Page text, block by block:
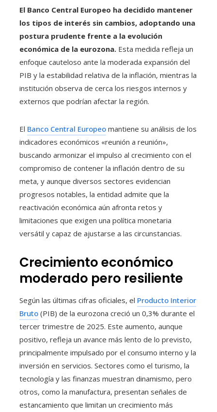
El Banco Central Europeo ha decidido mantener
los tipos de interés sin cambios, adoptando una
postura prudente frente a la evolución
económica de la eurozona. Esta medida refleja un
enfoque cauteloso ante la moderada expansión del
PIB y la estabilidad relativa de la inflación, mientras la
institución observa de cerca los riesgos internos y
externos que podrían afectar la región.
El Banco Central Europeo mantiene su análisis de los
indicadores económicos «reunión a reunión»,
buscando armonizar el impulso al crecimiento con el
compromiso de contener la inflación dentro de su
meta, y aunque diversos sectores evidencian
progresos notables, la entidad admite que la
reactivación económica aún afronta retos y
limitaciones que exigen una política monetaria
versátil y capaz de ajustarse a las circunstancias.
Crecimiento económico
moderado pero resiliente
Según las últimas cifras oficiales, el Producto Interior
Bruto (PIB) de la eurozona creció un 0,3% durante el
tercer trimestre de 2025. Este aumento, aunque
positivo, refleja un avance más lento de lo previsto,
principalmente impulsado por el consumo interno y la
inversión en servicios. Sectores como el turismo, la
tecnología y las finanzas muestran dinamismo, pero
otros, como la manufactura, presentan señales de
estancamiento que limitan un crecimiento más